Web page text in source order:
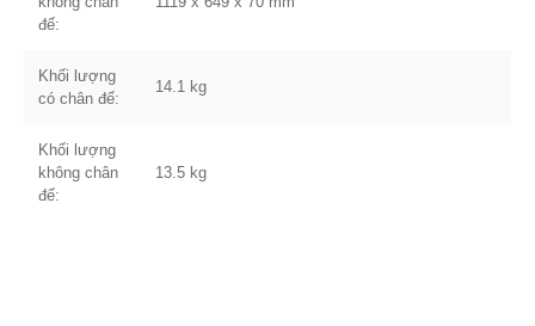
đế:
Khối lượng
có chân đế:
14.1 kg
Khối lượng
không chân
đế:
13.5 kg